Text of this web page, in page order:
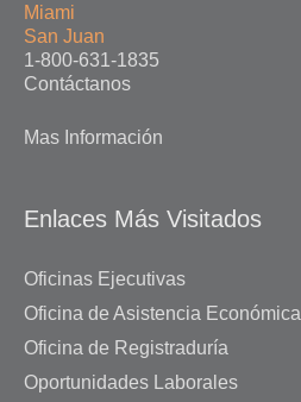
Miami
San Juan
1-800-631-1835
Contáctanos
Mas Información
Enlaces Más Visitados
Oficinas Ejecutivas
Oficina de Asistencia Económica
Oficina de Registraduría
Oportunidades Laborales